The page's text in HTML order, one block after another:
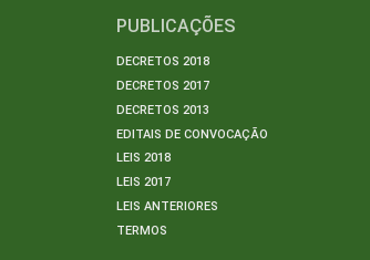
PUBLICAÇÕES
DECRETOS 2018
DECRETOS 2017
DECRETOS 2013
EDITAIS DE CONVOCAÇÃO
LEIS 2018
LEIS 2017
LEIS ANTERIORES
TERMOS